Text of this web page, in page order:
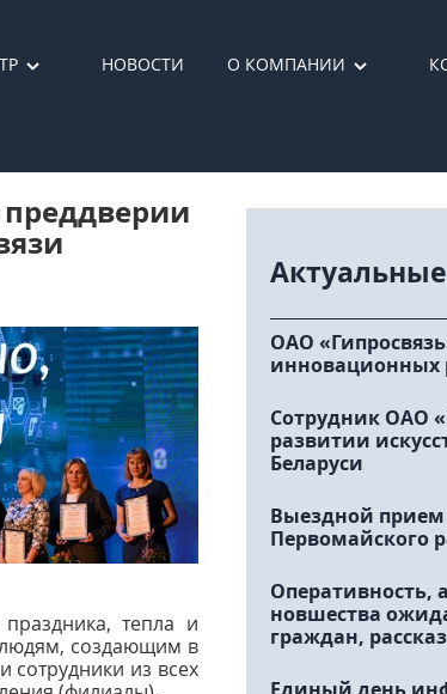
НОВОСТИ О КОМПАНИИ
тепла и
создающим в
сотрудники из всех
ОАО
инновационных
Сотрудник ОАО
развитии
Беларуси
Выездной
Первомайского
Оперативность,
новшества
граждан,